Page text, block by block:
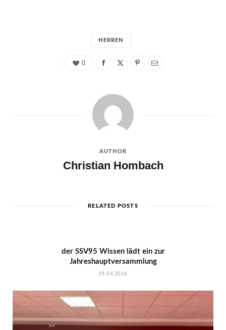
HERREN
0
AUTHOR
Christian Hombach
RELATED POSTS
der SSV95 Wissen lädt ein zur
Jahreshauptversammlung
01.04.2026